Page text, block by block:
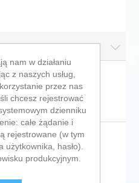
nam w działaniu
z naszych usług,
przez nas
chcesz rejestrować
dzienniku
całe żądanie i
rejestrowane (w tym
hasło).
produkcyjnym.